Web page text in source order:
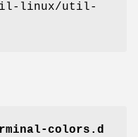
linux/util-
colors.d